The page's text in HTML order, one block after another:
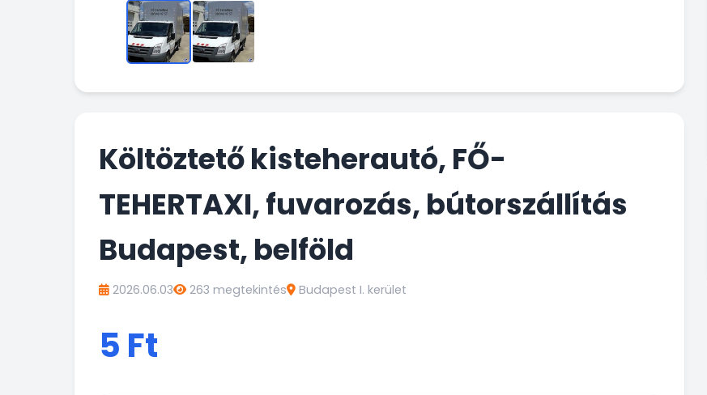
Költöztető kisteherautó, FŐ-
TEHERTAXI, fuvarozás, bútorszállítás
Budapest, belföld
2026.06.03 263 megtekintés Budapest I. kerület
5 Ft